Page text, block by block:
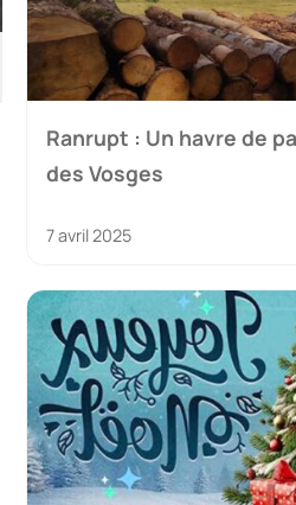
Ranrupt : Un havre de
des Vosges
7 avril 2025